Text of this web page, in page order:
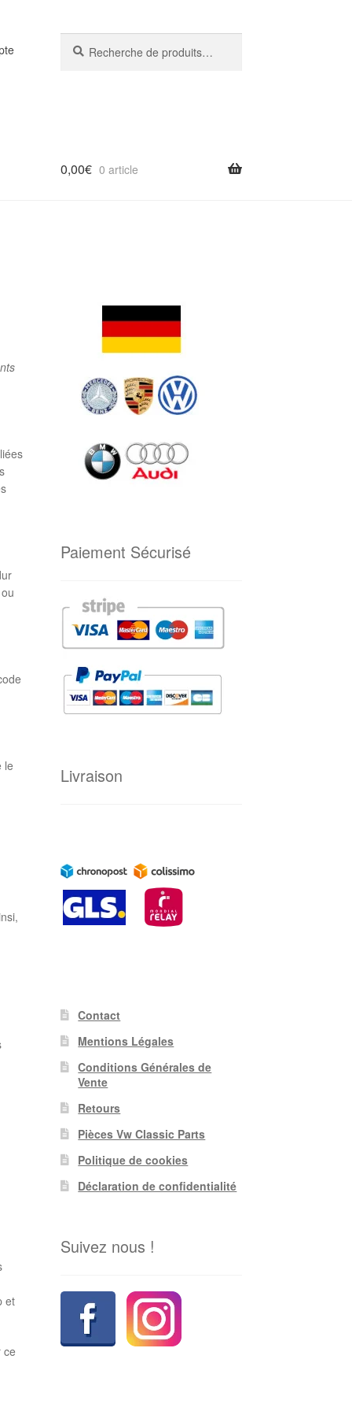
pour :
0,00€ 0 article
le
et
ce
Paiement Sécurisé
Livraison
Contact
Mentions Légales
Conditions Générales de
Vente
Retours
Pièces Vw Classic Parts
Politique de cookies
Déclaration de confidentialité
Suivez nous !